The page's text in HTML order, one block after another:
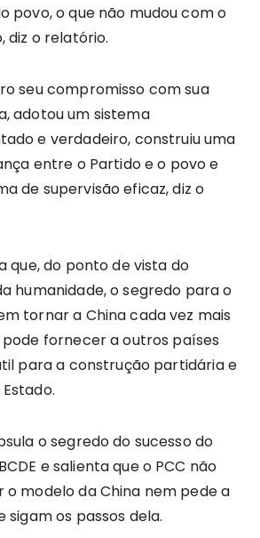
povo, o que não mudou com o
diz o relatório.
seu compromisso com sua
adotou um sistema
e verdadeiro, construiu uma
entre o Partido e o povo e
de supervisão eficaz, diz o
que, do ponto de vista do
humanidade, o segredo para o
tornar a China cada vez mais
fornecer a outros países
para a construção partidária e
o segredo do sucesso do
e salienta que o PCC não
modelo da China nem pede a
sigam os passos dela.